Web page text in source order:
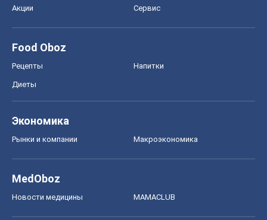
Акции Сервис
Food Oboz
Рецепты Напитки
Диеты
Экономика
Рынки и компании Mакроэкономика
MedOboz
Новости медицины MAMACLUB